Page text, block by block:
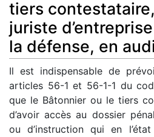
tiers
juriste
la défense, en
Il est indispensable de
articles 56-1 et 56-1-1 du
que le Bâtonnier ou le tiers
d’avoir accès au dossier
ou d’instruction qui en